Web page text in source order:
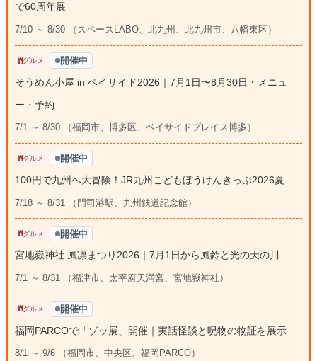
で60周年展
7/10 ～ 8/30 （スペースLABO、北九州、北九州市、八幡東区）
グルメ 開催中
そうめん小屋 in ベイサイド2026｜7月1日〜8月30日・メニュ
ー・予約
7/1 ～ 8/30 （福岡市、博多区、ベイサイドプレイス博多）
グルメ 開催中
100円で九州へ大冒険！JR九州こどもぼうけんきっぷ2026夏
7/18 ～ 8/31 （門司港駅、九州鉄道記念館）
グルメ 開催中
宮地嶽神社 風凛まつり2026｜7月1日から風鈴と光の天の川
7/1 ～ 8/31 （福津市、太宰府天満宮、宮地嶽神社）
グルメ 開催中
福岡PARCOで「ゾッ展」開催｜実話怪談と呪物の物証を展示
8/1 ～ 9/6 （福岡市、中央区、福岡PARCO）